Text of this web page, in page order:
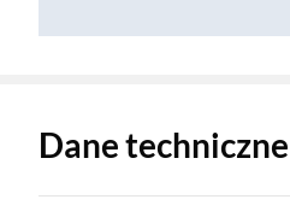
Dane techniczne